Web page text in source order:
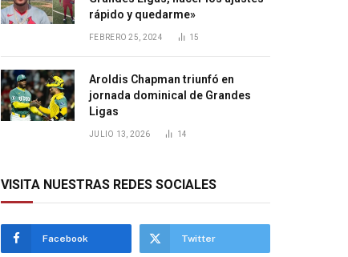
rápido y quedarme»
FEBRERO 25, 2024 15
Aroldis Chapman triunfó en
jornada dominical de Grandes
Ligas
JULIO 13, 2026 14
VISITA NUESTRAS REDES SOCIALES
Facebook Twitter